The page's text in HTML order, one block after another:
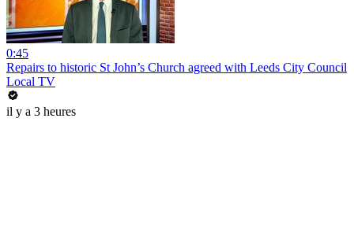
0:45
Repairs to historic St John’s Church agreed with Leeds City Council
Local TV
il y a 3 heures